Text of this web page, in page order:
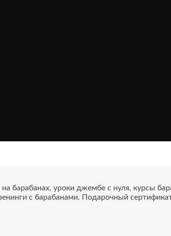
барабанах, уроки джембе с нуля, курсы
с барабанами. Подарочный